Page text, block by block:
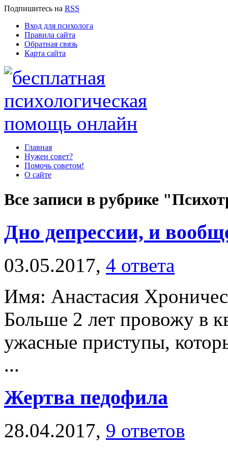
Подпишитесь на RSS
Вход для психолога
Правила сайта
Обратная связь
Карта сайта
Главная
Нужен совет?
Помочь советом!
О сайте
Все записи в рубрике
Дно депрессии, и
03.05.2017, 4 ответа
Имя: Анастасия
Больше 2 лет провожу в
ужасные приступы,
...
Жертва педофила
28.04.2017, 9 ответов